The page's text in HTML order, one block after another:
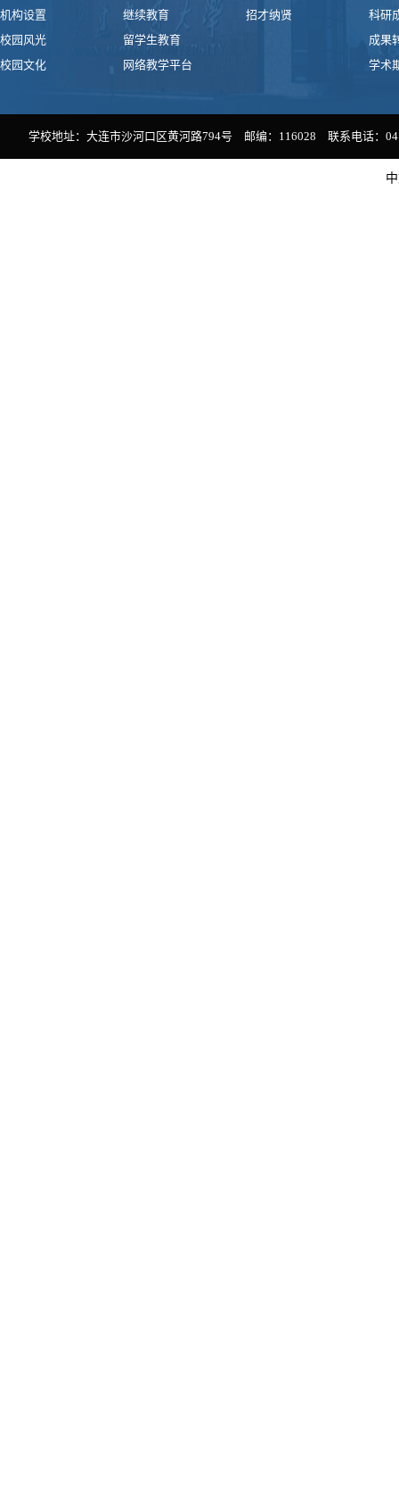
机构设置
校园风光
校园文化
继续教育
留学生教育
网络教学平台
招才纳贤
科研
成果
学术
学校地址：大连市沙河口区黄河路794号 邮编：116028 联系电话：